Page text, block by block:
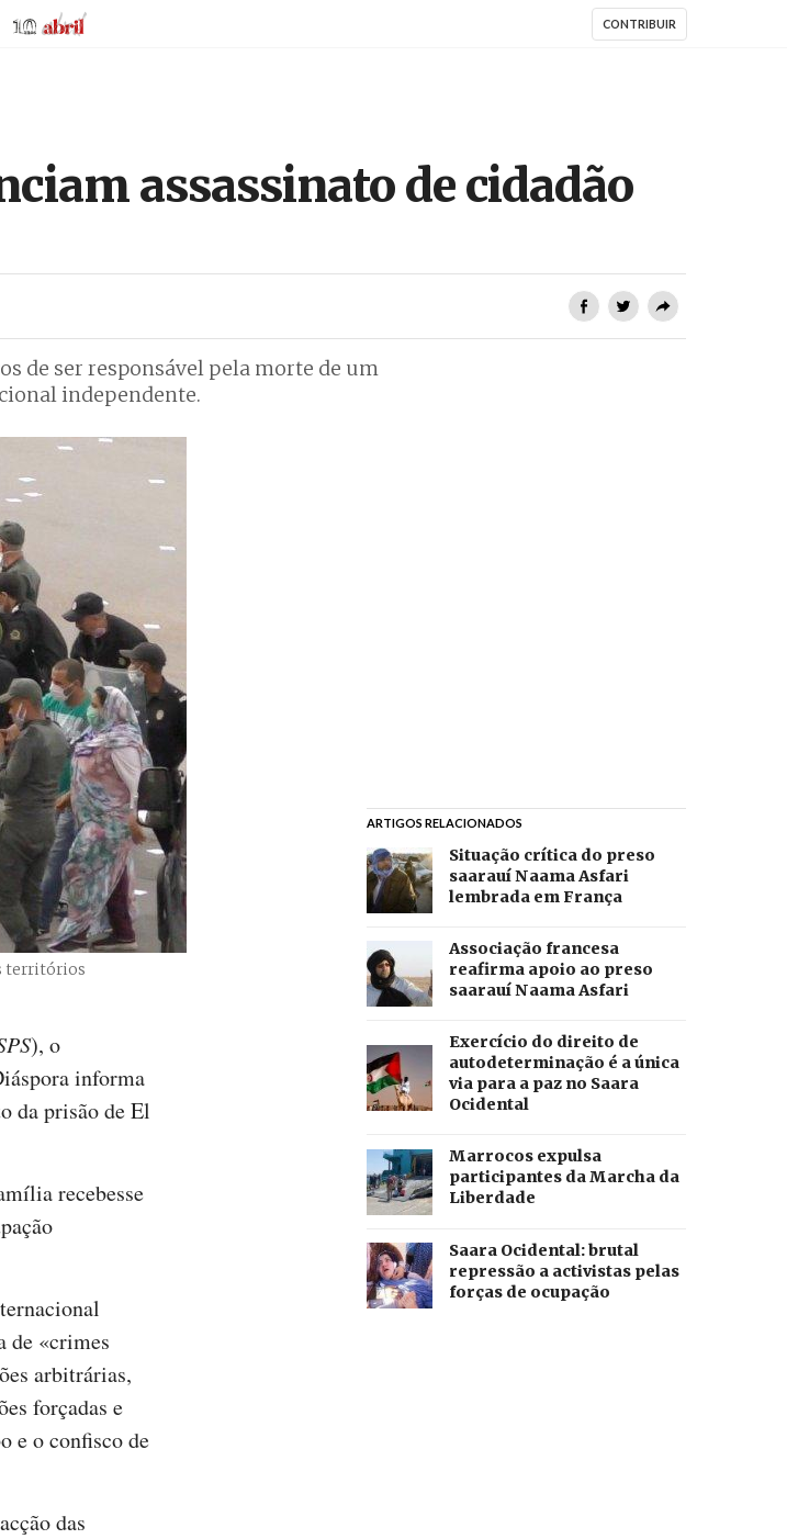
AbrilAbril CONTRIBUIR
assassinato de cidadão
de ser responsável pela morte de um
independente.
territórios
), o
informa
da prisão de El
recebesse
de «crimes
arbitrárias,
forçadas e
e o confisco de
das
ARTIGOS RELACIONADOS
Situação crítica do preso
saarauí Naama Asfari
lembrada em França
Associação francesa
reafirma apoio ao preso
saarauí Naama Asfari
Exercício do direito de
autodeterminação é a única
via para a paz no Saara
Ocidental
Marrocos expulsa
participantes da Marcha da
Liberdade
Saara Ocidental: brutal
repressão a activistas pelas
forças de ocupação